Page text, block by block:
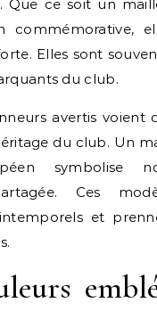
Que ce soit un
commémorative,
Elles sont
du club.
avertis voient
du club. Un
symbolise
Ces
et